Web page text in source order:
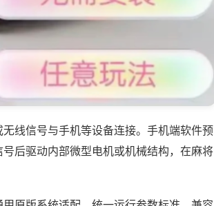
线信号与手机等设备连接。手机端软件预
后驱动内部微型电机或机械结构，在麻将